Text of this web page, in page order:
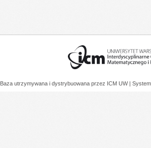
Baza utrzymywana i dystrybuowana przez ICM UW |